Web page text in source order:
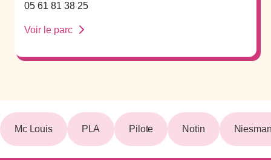
05 61 81 38 25
Voir le parc
Mc Louis PLA Pilote Notin